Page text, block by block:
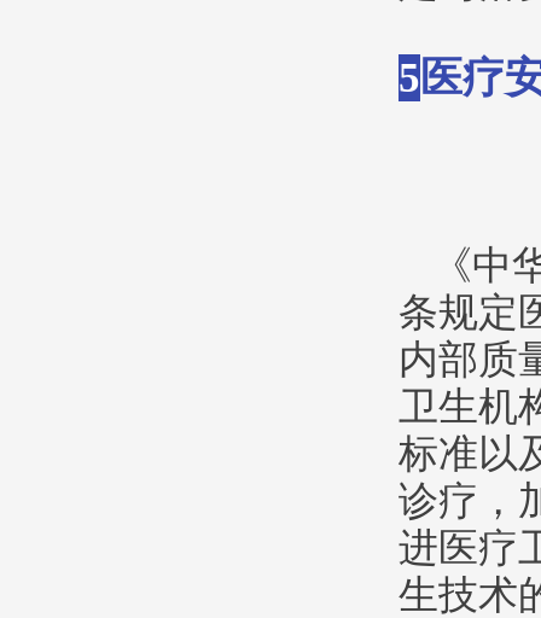
5医疗
《
条规定
内部质
卫生机
标准以
诊疗，
进医疗
生技术